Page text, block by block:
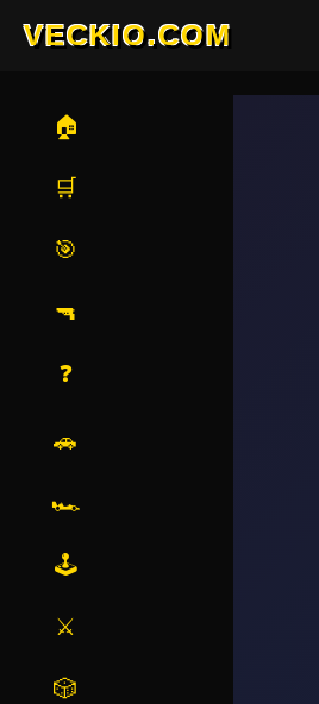
VECKIO.COM
🏠
🛒
🎯
🔫
❓
🚗
🏎️
🕹️
⚔️
🎲